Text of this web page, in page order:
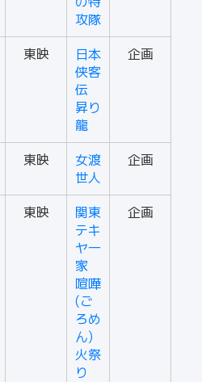
攻隊
東映
日本
侠客
伝
昇り
龍
企画
東映
女渡
世人
企画
東映
関東
テキ
ヤ一
家
喧嘩
(ご
ろめ
ん)
火祭
り
企画